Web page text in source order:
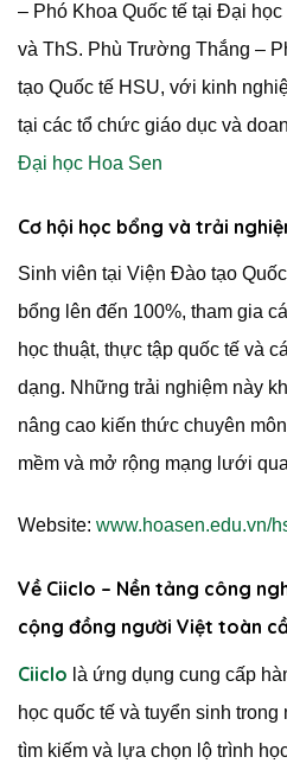
– Phó Khoa Quốc tế tại Đại học
và ThS. Phù Trường Thắng –
tạo Quốc tế HSU, với kinh
tại các tổ chức giáo dục và
Đại học Hoa Sen
Cơ hội học bổng và trải
Sinh viên tại Viện Đào tạo
bổng lên đến 100%, tham gia
học thuật, thực tập quốc tế và
dạng. Những trải nghiệm này
nâng cao kiến thức chuyên
mềm và mở rộng mạng lưới
Website: www.hoasen.edu.vn/
Về Ciiclo – Nền tảng công
cộng đồng người Việt toàn
Ciiclo là ứng dụng cung cấp
học quốc tế và tuyển sinh
tìm kiếm và lựa chọn lộ trình